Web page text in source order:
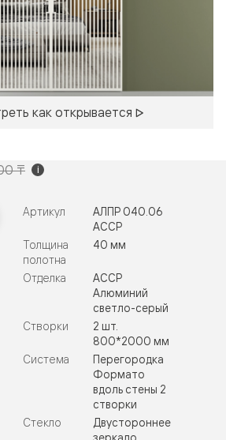
как открывается
₸ i
Артикул
АЛПР 040.06
АССР
Толщина
полотна
40 мм
Отделка
АССР
Алюминий
светло-серый
Створки
2 шт.
800*2000 мм
Система
Перегородка
Формато
вдоль стены 2
створки
Стекло
Двустороннее
зеркало,